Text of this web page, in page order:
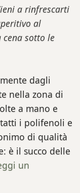
a rinfrescarti
al
sotto le
dagli
nella zona di
a mano e
i polifenoli e
di qualità
è il succo delle
un